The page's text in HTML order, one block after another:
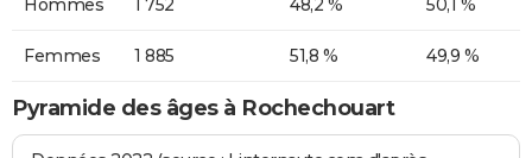
Hommes 1 752 48,2 % 50,1 %
Femmes 1 885 51,8 % 49,9 %
Pyramide des âges à Rochechouart